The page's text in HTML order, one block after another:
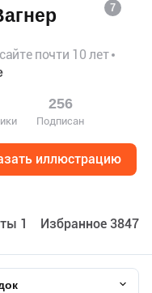
7
почти 10 лет
256
Подписан
иллюстрацию
1 Избранное 38477